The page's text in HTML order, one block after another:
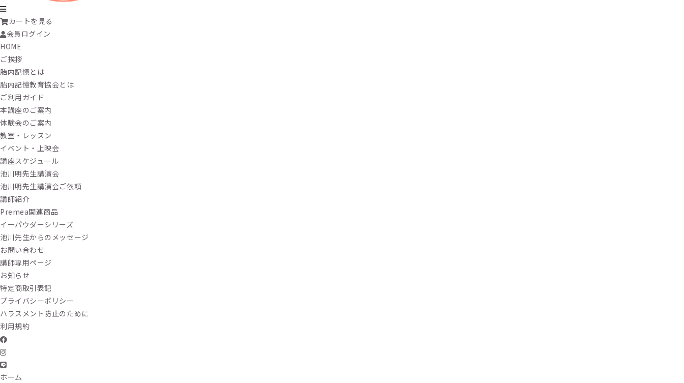
カートを見る
会員ログイン
HOME
ご挨拶
胎内記憶とは
胎内記憶教育協会とは
ご利用ガイド
本講座のご案内
体験会のご案内
教室・レッスン
イベント・上映会
講座スケジュール
池川明先生講演会
池川明先生講演会ご依頼
講師紹介
Premea関連商品
イーパウダーシリーズ
池川先生からのメッセージ
お問い合わせ
講師専用ページ
お知らせ
特定商取引表記
プライバシーポリシー
ハラスメント防止のために
利用規約
ホーム